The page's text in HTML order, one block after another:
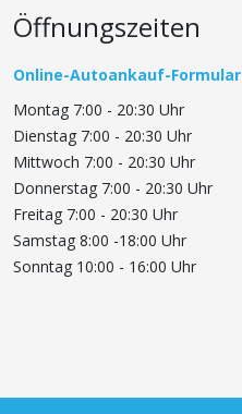
Öffnungszeiten
Online-Autoankauf-Formular
Montag 7:00 - 20:30 Uhr
Dienstag 7:00 - 20:30 Uhr
Mittwoch 7:00 - 20:30 Uhr
Donnerstag 7:00 - 20:30 Uhr
Freitag 7:00 - 20:30 Uhr
Samstag 8:00 -18:00 Uhr
Sonntag 10:00 - 16:00 Uhr